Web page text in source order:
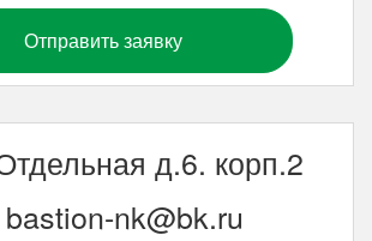
д.6. корп.2
bastion-nk@bk.ru